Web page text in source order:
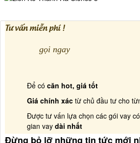
Tư vấn miễn phí !
gọi ngay
Để có căn hot, giá tốt
Giá chính xáctừ chủ đầu tư cho
Được tư vấn lựa chọn các gói vay
gian vay dài nhất
Đừng bỏ lỡ những tin tức mới